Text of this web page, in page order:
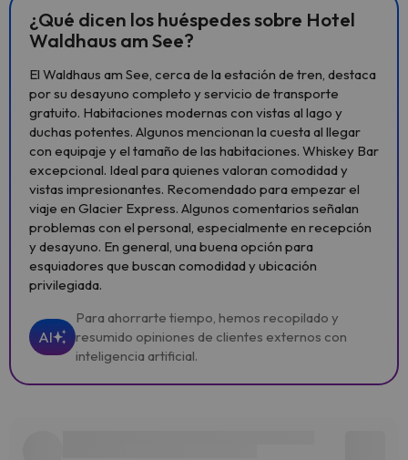
¿Qué dicen los huéspedes sobre Hotel
Waldhaus am See?
El Waldhaus am See, cerca de la estación de tren, destaca
por su desayuno completo y servicio de transporte
gratuito. Habitaciones modernas con vistas al lago y
duchas potentes. Algunos mencionan la cuesta al llegar
con equipaje y el tamaño de las habitaciones. Whiskey Bar
excepcional. Ideal para quienes valoran comodidad y
vistas impresionantes. Recomendado para empezar el
viaje en Glacier Express. Algunos comentarios señalan
problemas con el personal, especialmente en recepción
y desayuno. En general, una buena opción para
esquiadores que buscan comodidad y ubicación
privilegiada.
AI
Para ahorrarte tiempo, hemos recopilado y
resumido opiniones de clientes externos con
inteligencia artificial.